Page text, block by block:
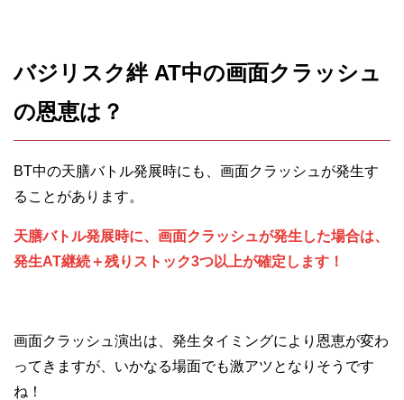
バジリスク絆 AT中の画面クラッシュ
の恩恵は？
BT中の天膳バトル発展時にも、画面クラッシュが発生す
ることがあります。
天膳バトル発展時に、画面クラッシュが発生した場合は、
発生AT継続＋残りストック3つ以上が確定します！
画面クラッシュ演出は、発生タイミングにより恩恵が変わ
ってきますが、いかなる場面でも激アツとなりそうです
ね！